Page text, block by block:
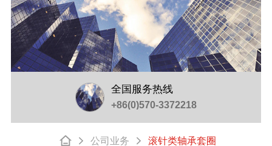
全国服务热线
+86(0)570-3372218
公司业务 滚针类轴承套圈